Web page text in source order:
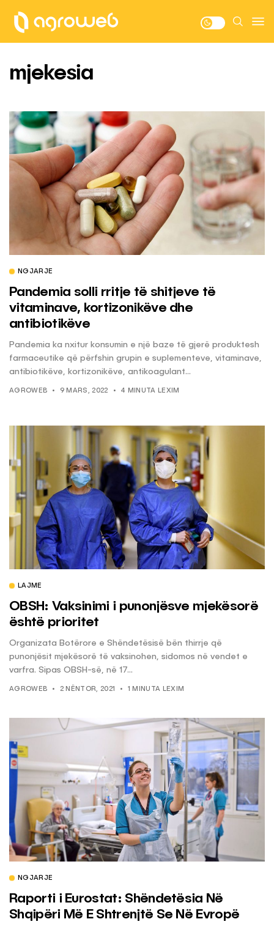
mjekesia
NGJARJE
Pandemia solli rritje të shitjeve të
vitaminave, kortizonikëve dhe
antibiotikëve
Pandemia ka nxitur konsumin e një baze të gjerë produktesh
farmaceutike që përfshin grupin e suplementeve, vitaminave,
antibiotikëve, kortizonikëve, antikoagulant...
AGROWEB 9 MARS, 2022 4 MINUTA LEXIM
LAJME
OBSH: Vaksinimi i punonjësve mjekësorë
është prioritet
Organizata Botërore e Shëndetësisë bën thirrje që
punonjësit mjekësorë të vaksinohen, sidomos në vendet e
varfra. Sipas OBSH-së, në 17...
AGROWEB 2 NËNTOR, 2021 1 MINUTA LEXIM
NGJARJE
Raporti i Eurostat: Shëndetësia Në
Shqipëri Më E Shtrenjtë Se Në Evropë